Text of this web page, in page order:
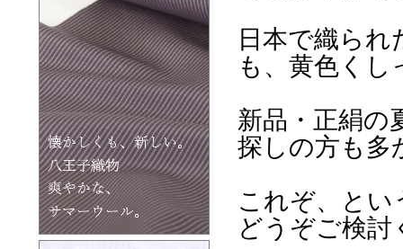
日本で織られ
も、黄色く
新品・正絹の
探しの方も多
これぞ、とい
どうぞご検